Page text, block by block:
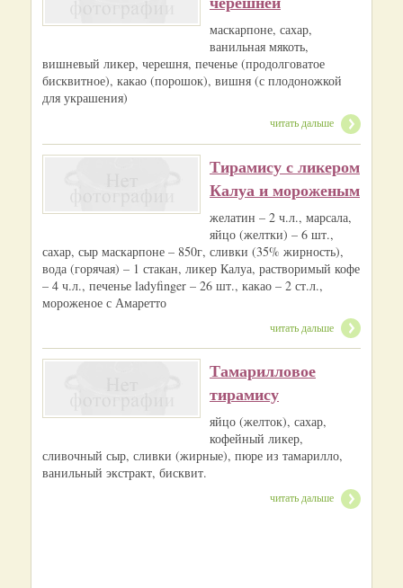
маскарпоне, сахар,
ванильная мякоть,
вишневый ликер, черешня, печенье (продолговатое
бисквитное), какао (порошок), вишня (с плодоножкой
для украшения)
читать дальше
Тирамису с ликером
Калуа и мороженым
желатин – 2 ч.л., марсала,
яйцо (желтки) – 6 шт.,
сахар, сыр маскарпоне – 850г, сливки (35% жирность),
вода (горячая) – 1 стакан, ликер Калуа, растворимый кофе
– 4 ч.л., печенье ladyfinger – 26 шт., какао – 2 ст.л.,
мороженое с Амаретто
читать дальше
Тамарилловое
тирамису
яйцо (желток), сахар,
кофейный ликер,
сливочный сыр, сливки (жирные), пюре из тамарилло,
ванильный экстракт, бисквит.
читать дальше